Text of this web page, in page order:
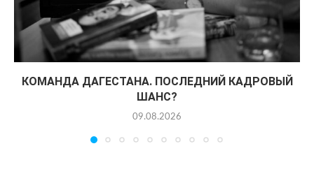
КОМАНДА ДАГЕСТАНА. ПОСЛЕДНИЙ КАДРОВЫЙ
ШАНС?
09.08.2026